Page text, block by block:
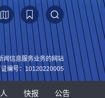
闻信息服务业务的网站
编号：10120220005
快报 公告